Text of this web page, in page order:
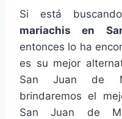
Si está
mariachis en
entonces lo ha
es su mejor
San Juan de
brindaremos el
San Juan de